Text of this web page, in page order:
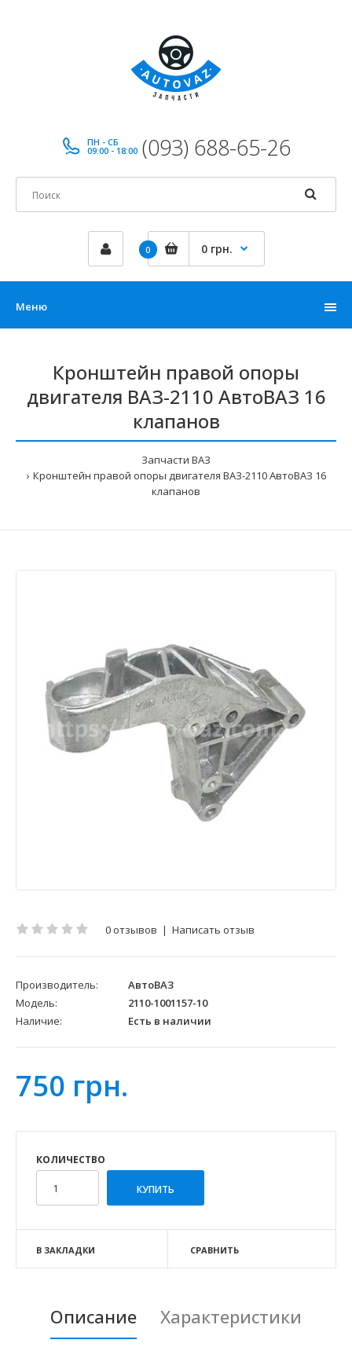
ПН - СБ
09:00 - 18:00 (093) 688-65-26
0 0 грн.
Меню
Кронштейн правой опоры
двигателя ВАЗ-2110 АвтоВАЗ 16
клапанов
Запчасти ВАЗ
Кронштейн правой опоры двигателя ВАЗ-2110 АвтоВАЗ 16
клапанов
0 отзывов | Написать отзыв
Производитель:
АвтоВАЗ
Модель:
2110-1001157-10
Наличие:
Есть в наличии
750 грн.
КОЛИЧЕСТВО
В ЗАКЛАДКИ СРАВНИТЬ
Описание
Характеристики